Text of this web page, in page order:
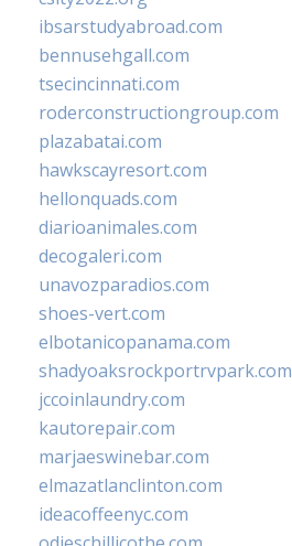
ibsarstudyabroad.com
bennusehgall.com
tsecincinnati.com
roderconstructiongroup.com
plazabatai.com
hawkscayresort.com
hellonquads.com
diarioanimales.com
decogaleri.com
unavozparadios.com
shoes-vert.com
elbotanicopanama.com
shadyoaksrockportrvpark.com
jccoinlaundry.com
kautorepair.com
marjaeswinebar.com
elmazatlanclinton.com
ideacoffeenyc.com